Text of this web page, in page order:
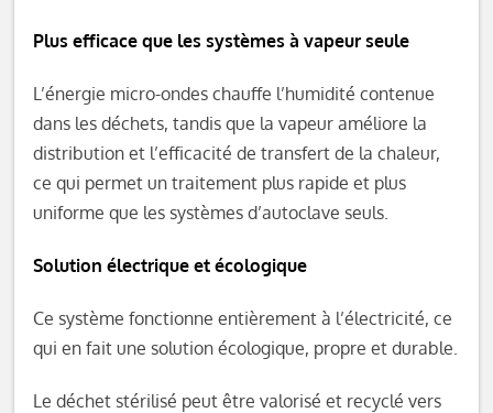
Plus efficace que les systèmes à vapeur seule
L’énergie micro-ondes chauffe l’humidité contenue
dans les déchets, tandis que la vapeur améliore la
distribution et l’efficacité de transfert de la chaleur,
ce qui permet un traitement plus rapide et plus
uniforme que les systèmes d’autoclave seuls.
Solution électrique et écologique
Ce système fonctionne entièrement à l’électricité, ce
qui en fait une solution écologique, propre et durable.
Le déchet stérilisé peut être valorisé et recyclé vers